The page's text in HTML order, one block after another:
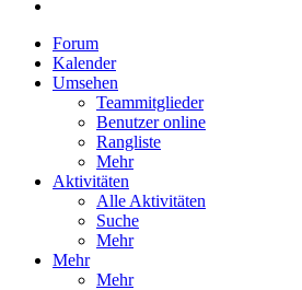
Forum
Kalender
Umsehen
Teammitglieder
Benutzer online
Rangliste
Mehr
Aktivitäten
Alle Aktivitäten
Suche
Mehr
Mehr
Mehr